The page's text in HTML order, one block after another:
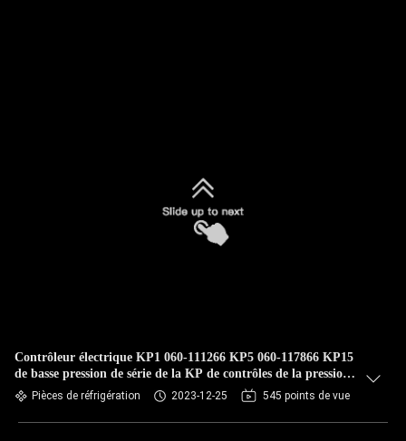
Contrôleur électrique KP1 060-111266 KP5 060-117866 KP15
de basse pression de série de la KP de contrôles de la pression
de contrôleur de thermostat
Pièces de réfrigération 2023-12-25 545 points de vue